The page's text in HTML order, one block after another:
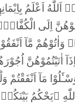
اَعْلَمُ
اِلَى
مَّآ
اٰتَيْتُمُوْهُنَّ
مَآ اَنْفَقْتُمْ
ۗيَحْكُمُ